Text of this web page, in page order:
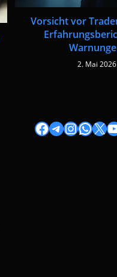
Vorsicht vor
2. Mai 2026
Facebook
Telegram
Instagram
X